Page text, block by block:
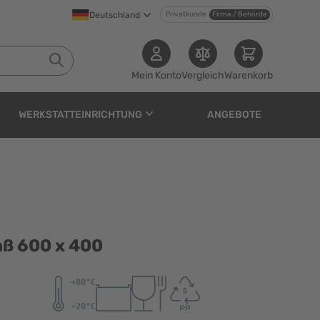
Deutschland Privatkunde Firma / Behörde
Mein KontoVergleichWarenkorb
WERKSTATTEINRICHTUNG ANGEBOTE
600 x 400